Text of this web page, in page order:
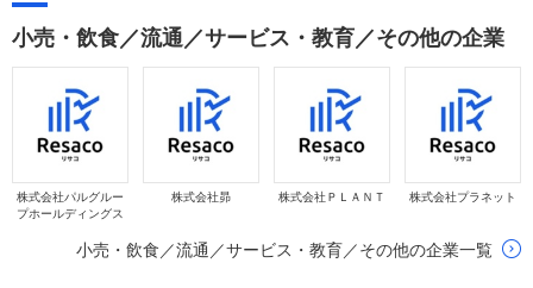
小売・飲食／流通／サービス・教育／その他の企業
株式会社パルグルー
プホールディングス
株式会社昴 株式会社ＰＬＡＮＴ 株式会社プラネット
小売・飲食／流通／サービス・教育／その他の企業一覧